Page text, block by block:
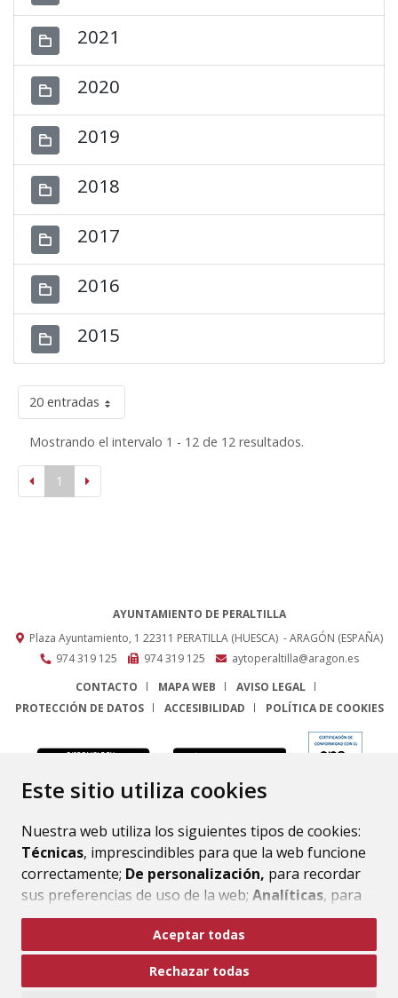
Este sitio utiliza cookies
Nuestra web utiliza los siguientes tipos de cookies:
Técnicas, imprescindibles para que la web funcione
correctamente; De personalización, para recordar
sus preferencias de uso de la web; Analíticas, para
mejorar el funcionamiento de la web y sus servicios.
Si acepta pulsando el botón“Aceptar todas”
consideramos que acepta su uso. Si pulsa el botón
Aceptar todas
Rechazar todas
2021
2020
2019
2018
2017
2016
2015
20 entradas
Mostrando el intervalo 1 - 12 de 12 resultados.
1
AYUNTAMIENTO DE PERALTILLA
Plaza Ayuntamiento, 1 22311 PERATILLA (HUESCA) - ARAGÓN (ESPAÑA)
974 319 125
974 319 125
aytoperaltilla@aragon.es
CONTACTO
MAPA WEB
AVISO LEGAL
PROTECCIÓN DE DATOS
ACCESIBILIDAD POLÍTICA DE COOKIES